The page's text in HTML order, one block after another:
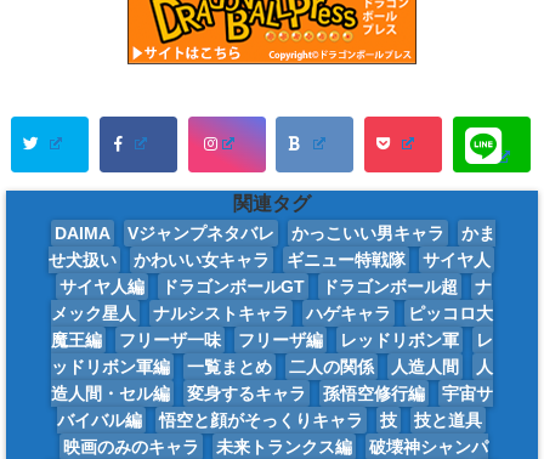
関連タグ
DAIMA Vジャンプネタバレ かっこいい男キャラ
かま
せ犬扱い
かわいい女キャラ ギニュー特戦隊
サイヤ人
サイヤ人編
ドラゴンボールGT ドラゴンボール超
ナ
メック星人
ナルシストキャラ ハゲキャラ
ピッコロ大
魔王編
フリーザ一味 フリーザ編 レッドリボン軍
レ
ッドリボン軍編
一覧まとめ 二人の関係 人造人間
人
造人間・セル編
変身するキャラ 孫悟空修行編
宇宙サ
バイバル編
悟空と顔がそっくりキャラ 技
技と道具
映画のみのキャラ
未来トランクス編
破壊神シャンパ